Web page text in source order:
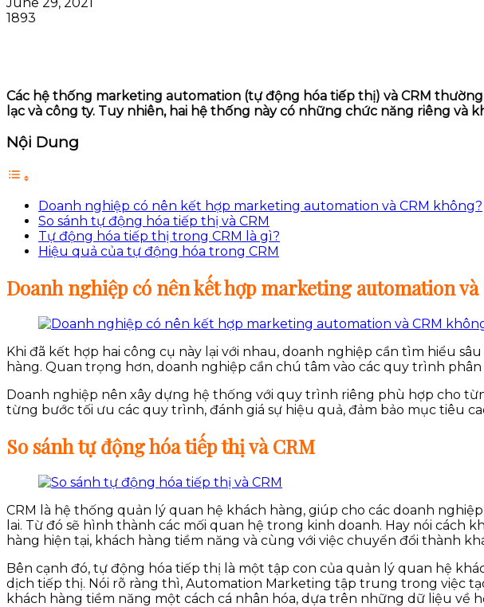
1893
Các hệ thống marketing automation (tự động hóa tiếp thị) và CRM
lạc và công ty. Tuy nhiên, hai hệ thống này có những chức năng riêng
Nội Dung
Doanh nghiệp có nên kết hợp marketing automation và CRM không?
So sánh tự động hóa tiếp thị và CRM
Tự động hóa tiếp thị trong CRM là gì?
Hiệu quả của tự động hóa trong CRM
Doanh nghiệp có nên kết hợp marketing automation và
Khi đã kết hợp hai công cụ này lại với nhau, doanh nghiệp cần tìm hiểu
hàng. Quan trọng hơn, doanh nghiệp cần chú tâm vào các quy trình
Doanh nghiệp nên xây dựng hệ thống với quy trình riêng phù hợp cho
từng bước tối ưu các quy trình, đánh giá sự hiệu quả, đảm bảo mục tiêu
So sánh tự động hóa tiếp thị và CRM
CRM là hệ thống quản lý quan hệ khách hàng, giúp cho các doanh
lai. Từ đó sẽ hình thành các mối quan hệ trong kinh doanh. Hay nói
hàng hiện tại, khách hàng tiềm năng và cùng với việc chuyển đổi thành
Bên cạnh đó, tự động hóa tiếp thị là một tập con của quản lý quan hệ
dịch tiếp thị. Nói rõ ràng thì, Automation Marketing tập trung trong việc
khách hàng tiềm năng một cách cá nhân hóa, dựa trên những dữ liệu về